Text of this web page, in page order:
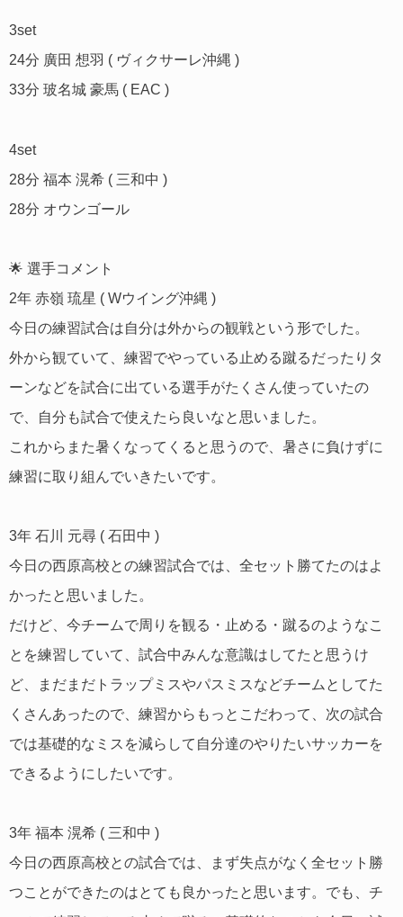
3set
24分 廣田 想羽 ( ヴィクサーレ沖縄 )
33分 玻名城 豪馬 ( EAC )
4set
28分 福本 滉希 ( 三和中 )
28分 オウンゴール
🌟 選手コメント
2年 赤嶺 琉星 ( Wウイング沖縄 )
今日の練習試合は自分は外からの観戦という形でした。
外から観ていて、練習でやっている止める蹴るだったりタ
ーンなどを試合に出ている選手がたくさん使っていたの
で、自分も試合で使えたら良いなと思いました。
これからまた暑くなってくると思うので、暑さに負けずに
練習に取り組んでいきたいです。
3年 石川 元尋 ( 石田中 )
今日の西原高校との練習試合では、全セット勝てたのはよ
かったと思いました。
だけど、今チームで周りを観る・止める・蹴るのようなこ
とを練習していて、試合中みんな意識はしてたと思うけ
ど、まだまだトラップミスやパスミスなどチームとしてた
くさんあったので、練習からもっとこだわって、次の試合
では基礎的なミスを減らして自分達のやりたいサッカーを
できるようにしたいです。
3年 福本 滉希 ( 三和中 )
今日の西原高校との試合では、まず失点がなく全セット勝
つことができたのはとても良かったと思います。でも、チ